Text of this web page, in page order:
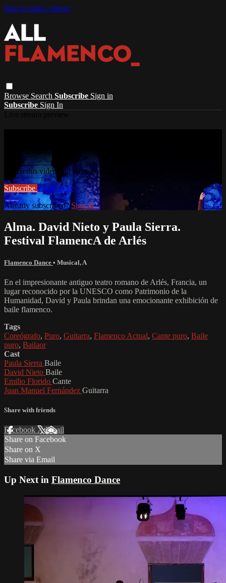
Skip to main content
Browse Search Subscribe Sign in
Subscribe Sign In
Watch this video and more on ALL FLAMENCO
Subscribe Learn more
Already subscribed?Sign in
Alma. David Nieto y Paula Sierra.
Festival FlamencA de Arlés
Flamenco Dance • Musical, A
En el impresionante antiguo teatro romano de Arlés, Francia, un
lugar reconocido por la UNESCO como Patrimonio de la
Humanidad, David y Paula brindan una emocionante exhibición de
baile flamenco.
Tags
Coreógrafo, Puro, Guitarra, Flamenco Actual, Cante puro, Baile
puro, Bailaor
Cast
Paula Sierra Baile
David Nieto Baile
Emilio Florido Cante
Juan Manuel Fernández Guitarra
Share with friends
Facebook XEmail
Share on Facebook
Share on X
Share via Email
Up Next in Flamenco Dance